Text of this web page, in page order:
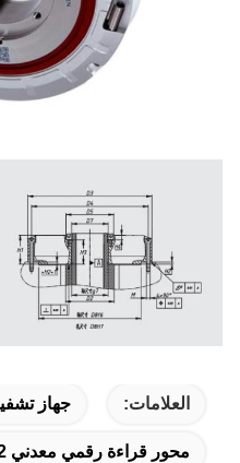
العلامات: جهاز
محور قراءة رقمي معدني 2